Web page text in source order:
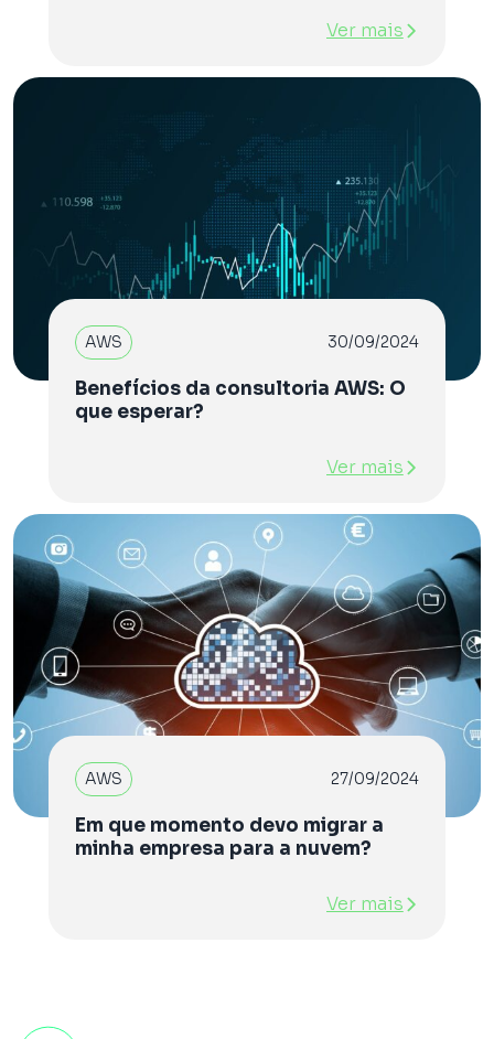
Ver mais
AWS 30/09/2024
Benefícios da consultoria AWS: O
que esperar?
Ver mais
AWS 27/09/2024
Em que momento devo migrar a
minha empresa para a nuvem?
Ver mais